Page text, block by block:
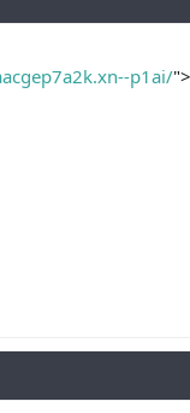
p1ai/